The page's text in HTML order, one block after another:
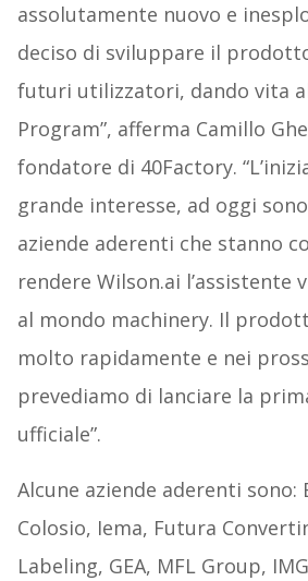
assolutamente nuovo e
deciso di sviluppare il
futuri utilizzatori, dando vita
Program”, afferma Camillo
fondatore di 40Factory.
grande interesse, ad oggi
aziende aderenti che stanno
rendere Wilson.ai l’assistente
al mondo machinery. Il
molto rapidamente e nei
prevediamo di lanciare la
ufficiale”.
Alcune aziende aderenti sono:
Colosio, Iema, Futura
Labeling, GEA, MFL Group,